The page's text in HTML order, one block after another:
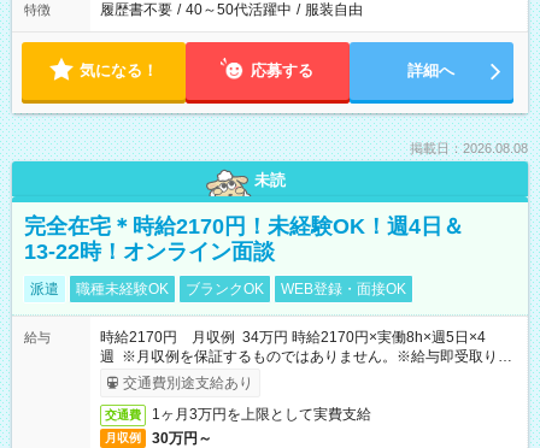
特徴 履歴書不要 / 40～50代活躍中 / 服装自由
気になる！ 応募する 詳細へ
掲載日：2026.08.08
未読
完全在宅＊時給2170円！未経験OK！週4日＆
13-22時！オンライン面談
派遣 職種未経験OK ブランクOK WEB登録・面接OK
給与
時給2170円 月収例 34万円 時給2170円×実働8h×週5日×4
週 ※月収例を保証するものではありません。※給与即受取りサ
ービス利用可（利用条件有）
交通費別途支給あり
交通費 1ヶ月3万円を上限として実費支給
月収例 30万円～